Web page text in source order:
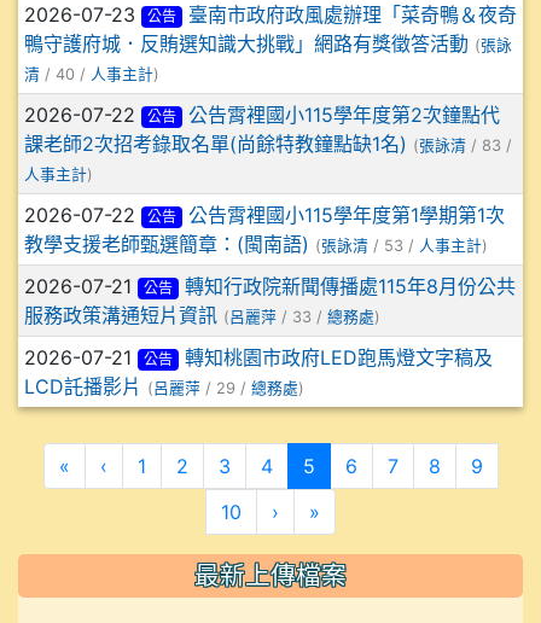
2026-07-23 公告
臺南市政府政風處辦理「菜奇鴨＆夜奇
鴨守護府城．反賄選知識大挑戰」網路有獎徵答活動 (張詠
清 / 40 / 人事主計)
2026-07-22 公告
公告霄裡國小115學年度第2次鐘點代
課老師2次招考錄取名單(尚餘特教鐘點缺1名) (張詠清 / 83 /
人事主計)
2026-07-22 公告
公告霄裡國小115學年度第1學期第1次
教學支援老師甄選簡章：(閩南語) (張詠清 / 53 / 人事主計)
2026-07-21 公告
轉知行政院新聞傳播處115年8月份公共
服務政策溝通短片資訊 (呂麗萍 / 33 / 總務處)
2026-07-21 公告
轉知桃園市政府LED跑馬燈文字稿及
LCD託播影片 (呂麗萍 / 29 / 總務處)
« 第一頁
‹上一頁
1 2 3 4 5(目前頁次)
6 7 8
9
10
›下一頁
»最後頁
最新上傳檔案